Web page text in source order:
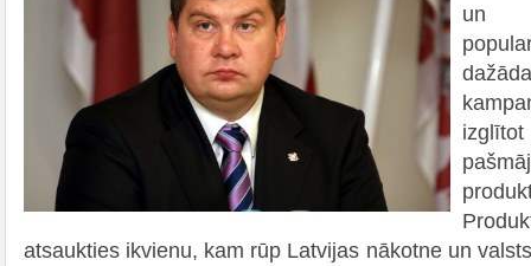
un
atsaukties ikvienu, kam rūp Latvijas nākotne un